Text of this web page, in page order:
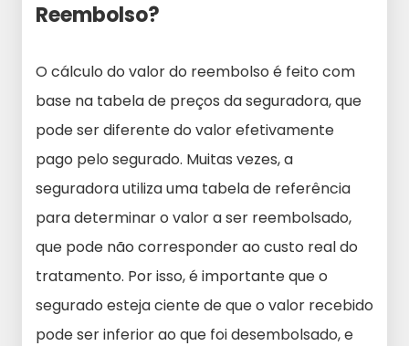
Reembolso?
O cálculo do valor do reembolso é feito com
base na tabela de preços da seguradora, que
pode ser diferente do valor efetivamente
pago pelo segurado. Muitas vezes, a
seguradora utiliza uma tabela de referência
para determinar o valor a ser reembolsado,
que pode não corresponder ao custo real do
tratamento. Por isso, é importante que o
segurado esteja ciente de que o valor recebido
pode ser inferior ao que foi desembolsado, e